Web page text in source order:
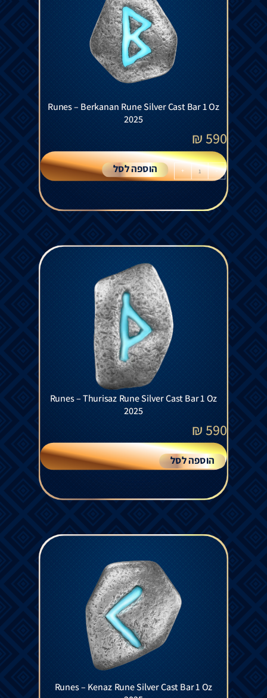
Runes – Berkanan Rune Silver Cast Bar 1 Oz
2025
590
₪
-
+ הוספה לסל
Runes – Thurisaz Rune Silver Cast Bar 1 Oz
2025
590
₪
הוספה לסל
Runes – Kenaz Rune Silver Cast Bar 1 Oz